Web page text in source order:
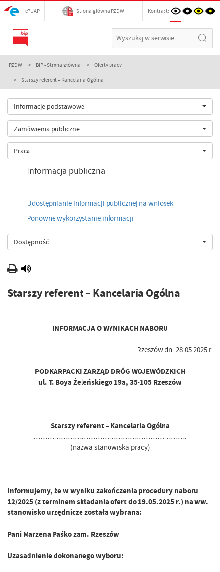
ePUAP Strona główna PZDW Kontrast:
PZDW BIP - Strona główna Oferty pracy
Starszy referent – Kancelaria Ogólna
Informacje podstawowe
Zamówienia publiczne
Praca
Informacja publiczna
Udostępnianie informacji publicznej na wniosek
Ponowne wykorzystanie informacji
Dostępność
Starszy referent – Kancelaria Ogólna
INFORMACJA O WYNIKACH NABORU
Rzeszów dn. 28.05.2025 r.
PODKARPACKI ZARZĄD DRÓG WOJEWÓDZKICH
ul. T. Boya Żeleńskiego 19a, 35-105 Rzeszów
Starszy referent – Kancelaria Ogólna
………………………………………………………….
(nazwa stanowiska pracy)
Informujemy, że w wyniku zakończenia procedury naboru
12/2025 (z terminem składania ofert do 19.05.2025 r.) na ww.
stanowisko urzędnicze została wybrana:
Pani Marzena Paśko zam. Rzeszów
Uzasadnienie dokonanego wyboru: